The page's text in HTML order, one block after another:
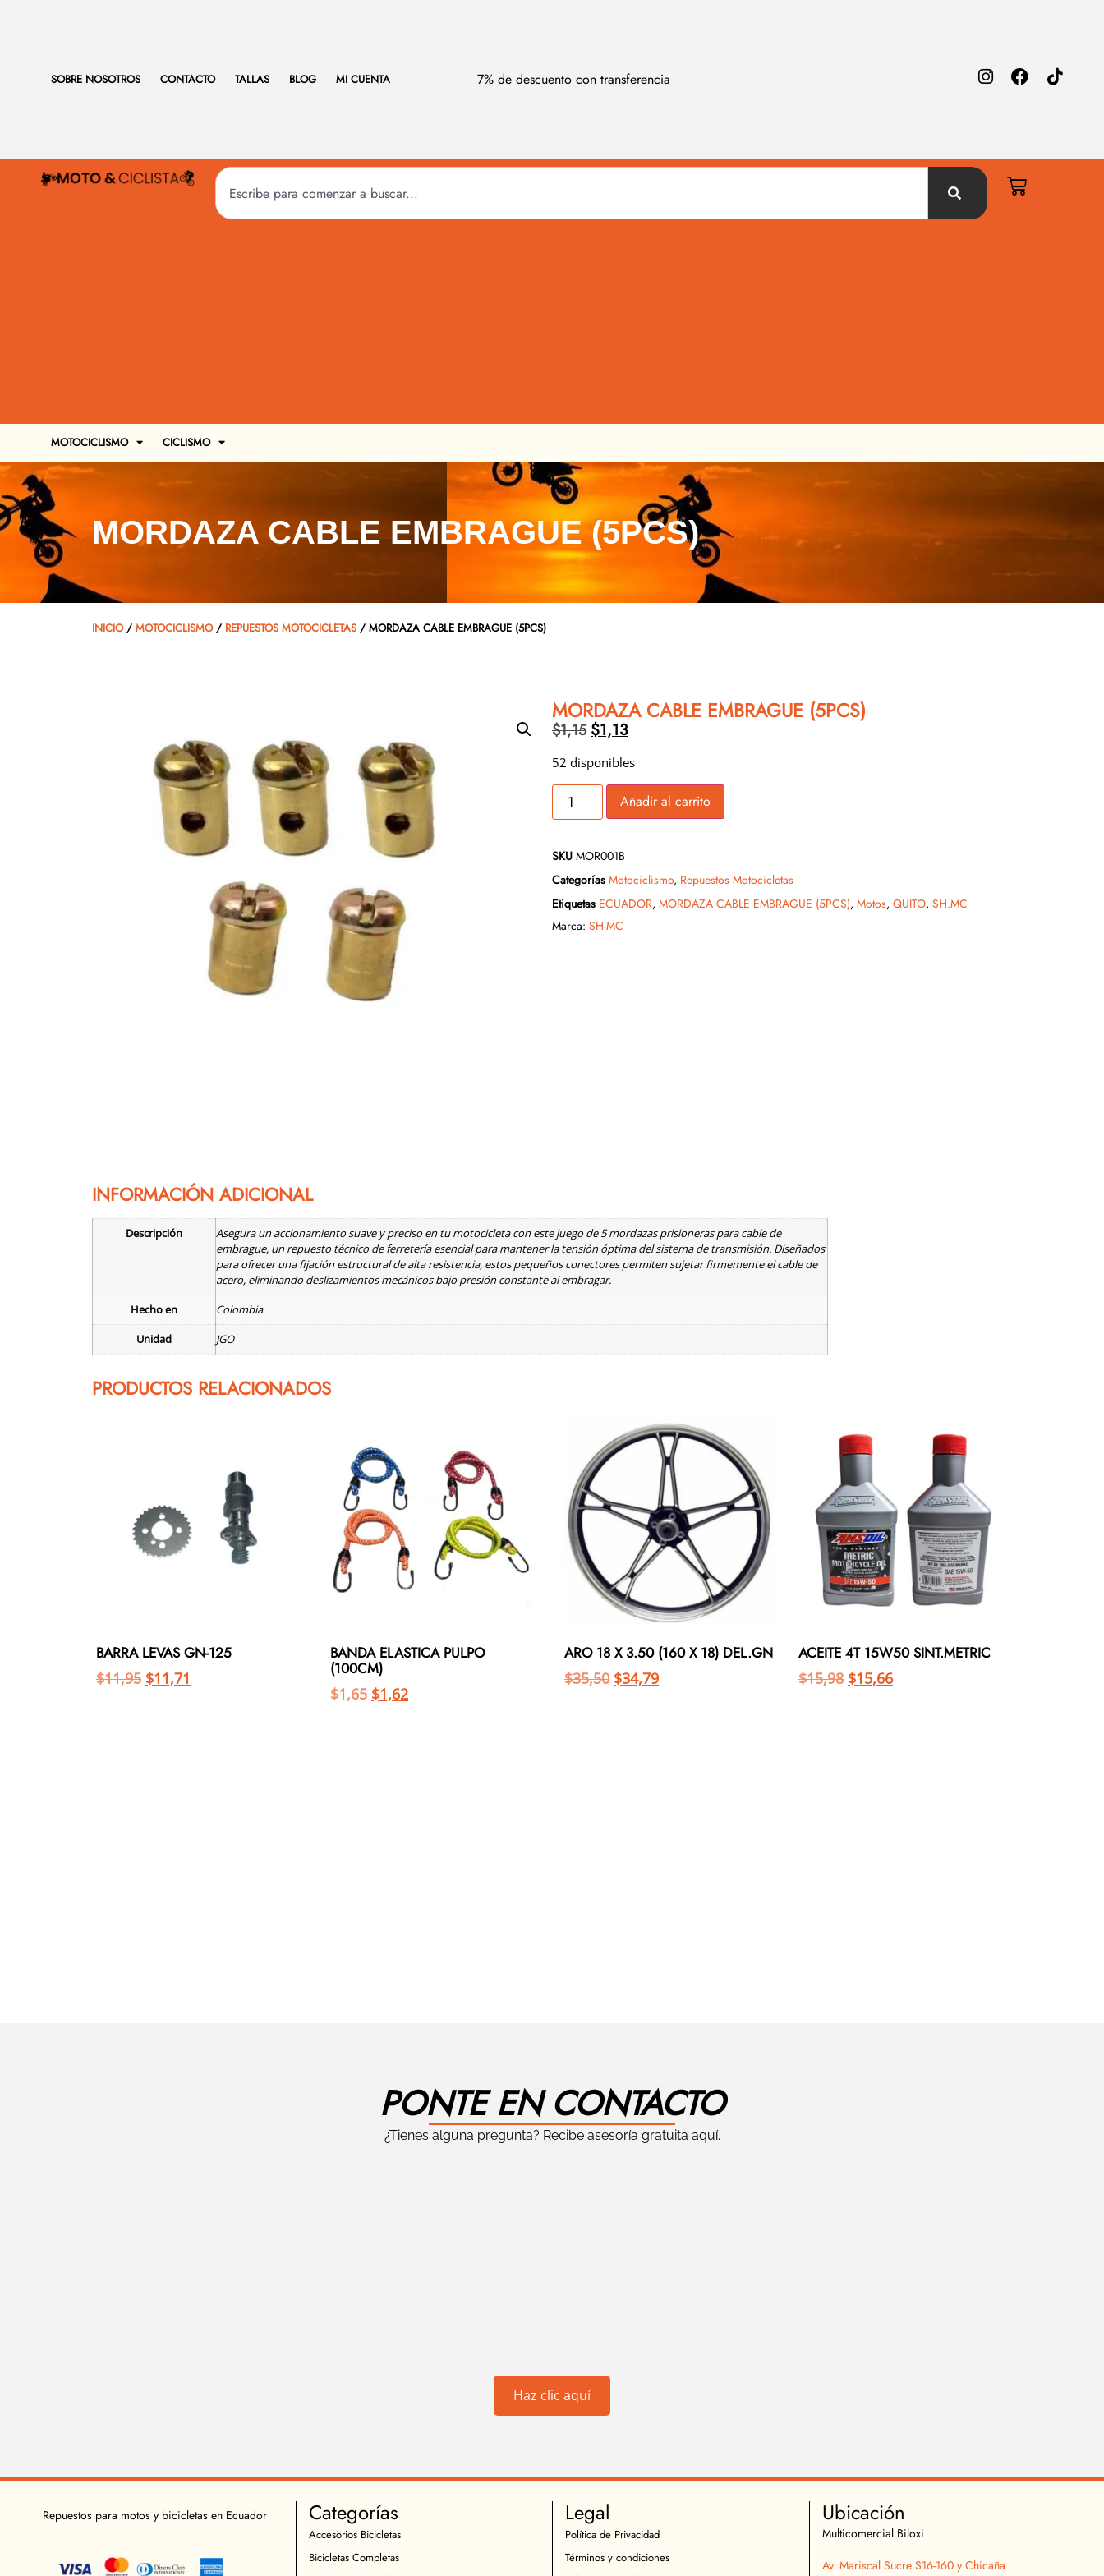
SOBRE NOSOTROS CONTACTO TALLAS BLOG MI CUENTA 7% de descuento con transferencia
MOTOCICLISMO CICLISMO
MORDAZA CABLE EMBRAGUE (5PCS)
INICIO/ MOTOCICLISMO/ REPUESTOS MOTOCICLETAS / MORDAZA CABLE EMBRAGUE (5PCS)
MORDAZA CABLE EMBRAGUE (5PCS)
$1,15 $1,13
52 disponibles
Añadir al carrito
SKU MOR001B
Categorías Motociclismo, Repuestos Motocicletas
Etiquetas ECUADOR, MORDAZA CABLE EMBRAGUE (5PCS), Motos, QUITO, SH.MC
Marca: SH-MC
INFORMACIÓN ADICIONAL
Descripción
Asegura un accionamiento suave y preciso en tu motocicleta con este juego de 5 mordazas prisioneras para cable de
embrague, un repuesto técnico de ferretería esencial para mantener la tensión óptima del sistema de transmisión. Diseñados
para ofrecer una fijación estructural de alta resistencia, estos pequeños conectores permiten sujetar firmemente el cable de
acero, eliminando deslizamientos mecánicos bajo presión constante al embragar.
Hecho en
Colombia
Unidad
JGO
PRODUCTOS RELACIONADOS
BARRA LEVAS GN-125
$11,95 $11,71
BANDA ELASTICA PULPO
(100CM)
$1,65 $1,62
ARO 18 X 3.50 (160 X 18) DEL.GN
$35,50 $34,79
ACEITE 4T 15W50 SINT.METRIC
$15,98 $15,66
PONTE EN CONTACTO
¿Tienes alguna pregunta? Recibe asesoría gratuita aquí.
Haz clic aquí
Repuestos para motos y bicicletas en Ecuador Categorías
Accesorios Bicicletas
Bicicletas Completas
Legal
Política de Privacidad
Términos y condiciones
Ubicación
Multicomercial Biloxi
Av. Mariscal Sucre S16-160 y Chicaña